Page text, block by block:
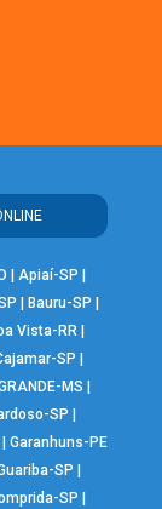
| Apiaí-SP |
|Bauru-SP |
Vista-RR |
SP |
MS |
SP |
| Garanhuns-PE
SP |
SP |